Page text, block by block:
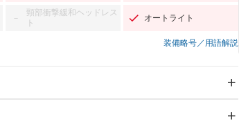
－
頸部衝撃緩和ヘッドレス
ト
オートライト
装備略号／用語解説